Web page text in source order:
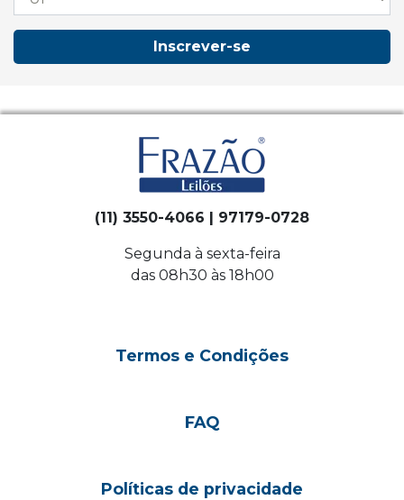
Inscrever-se
(11) 3550-4066 | 97179-0728
Segunda à sexta-feira
das 08h30 às 18h00
Termos e Condições
FAQ
Políticas de privacidade